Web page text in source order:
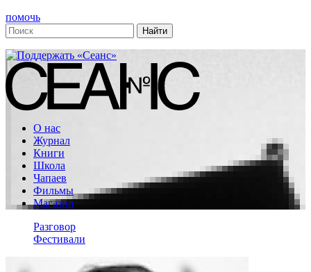
помочь
О нас
Журнал
Книги
Школа
Чапаев
Фильмы
Магазин
Разговор
Фестивали